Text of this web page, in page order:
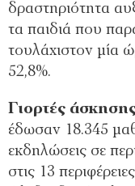
δραστηριότητα
τα παιδιά που
τουλάχιστον μία
52,8%.
Γιορτές
έδωσαν 18.345
εκδηλώσεις σε
στις 13